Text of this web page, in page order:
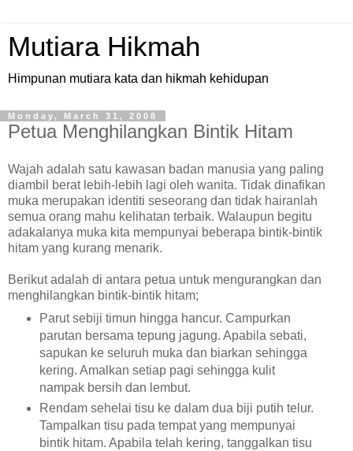
Mutiara Hikmah
Himpunan mutiara kata dan hikmah kehidupan
Monday, March 31, 2008
Petua Menghilangkan Bintik Hitam
Wajah adalah satu kawasan badan manusia yang paling
diambil berat lebih-lebih lagi oleh wanita. Tidak dinafikan
muka merupakan identiti seseorang dan tidak hairanlah
semua orang mahu kelihatan terbaik. Walaupun begitu
adakalanya muka kita mempunyai beberapa bintik-bintik
hitam yang kurang menarik.
Berikut adalah di antara petua untuk mengurangkan dan
menghilangkan bintik-bintik hitam;
Parut sebiji timun hingga hancur. Campurkan
parutan bersama tepung jagung. Apabila sebati,
sapukan ke seluruh muka dan biarkan sehingga
kering. Amalkan setiap pagi sehingga kulit
nampak bersih dan lembut.
Rendam sehelai tisu ke dalam dua biji putih telur.
Tampalkan tisu pada tempat yang mempunyai
bintik hitam. Apabila telah kering, tanggalkan tisu